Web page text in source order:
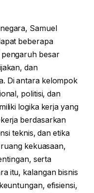
Samuel
beberapa
besar
dan
Di antara kelompok
politisi, dan
logika kerja yang
berdasarkan
teknis, dan etika
kekuasaan,
serta
itu, kalangan bisnis
efisiensi,